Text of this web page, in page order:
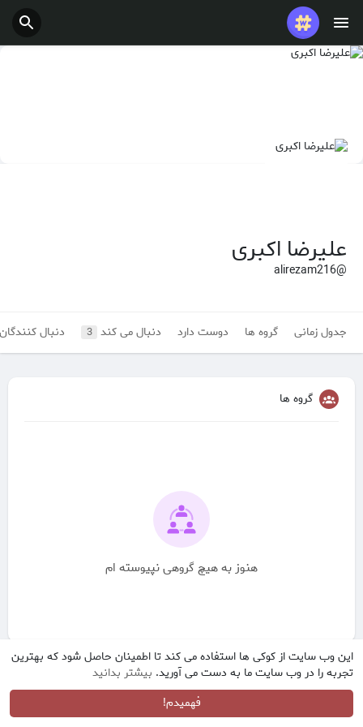
این وب سایت از کوکی ها استفاده می کند تا اطمینان حاصل شود که بهترین
تجربه را در وب سایت ما به دست می آورید. بیشتر بدانید
فهمیدم!
پست های محبوب
علیرضا اکبری
@alirezam216
جدول زمانی گروه ها دوست دارد دنبال می کند 3 دنبال
گروه ها
هنوز به هیچ گروهی نپیوسته ام